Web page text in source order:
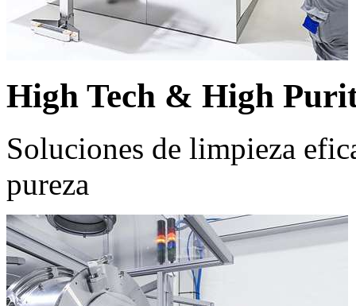
High Tech & High
Soluciones de limpieza
pureza